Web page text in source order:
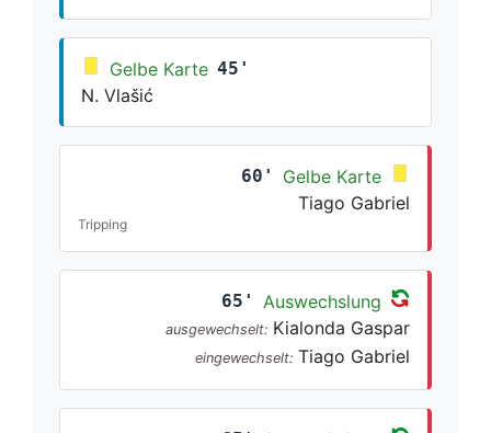
Gelbe Karte 45'
N. Vlašić
60'
Gelbe Karte
Tiago Gabriel
Tripping
65' Auswechslung
ausgewechselt: Kialonda Gaspar
eingewechselt: Tiago Gabriel